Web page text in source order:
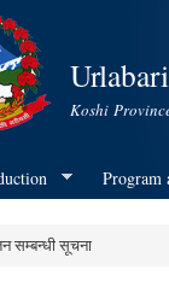
Koshi
Program
सम्बन्धी सूचना